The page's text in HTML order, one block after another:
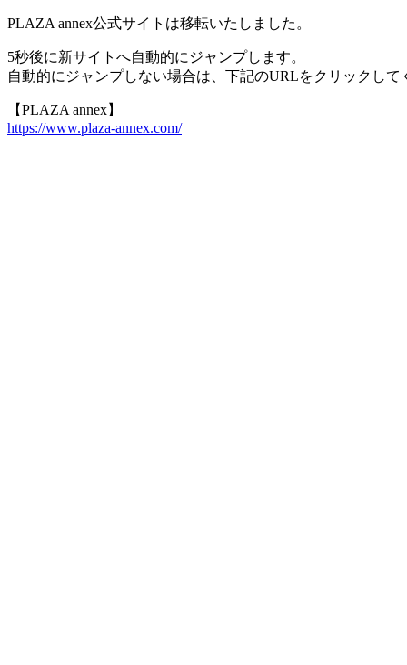
PLAZA annex公式サイトは移転いたしました。
5秒後に新サイトへ自動的にジャンプします。
自動的にジャンプしない場合は、下記のURLをクリックして
【PLAZA annex】
https://www.plaza-annex.com/